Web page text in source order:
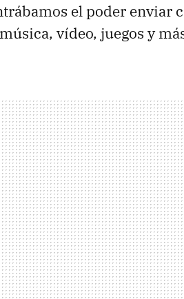
el poder enviar
vídeo, juegos y